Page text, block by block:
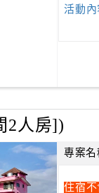
活動內
2人房])
專案名
住宿